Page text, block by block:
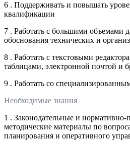
6 . Поддерживать и повышать
квалификации
7 . Работать с большими объемами
обоснования технических и
8 . Работать с текстовыми
таблицами, электронной почтой и
9 . Работать со
Необходимые знания
1 . Законодательные и нормативно-
методические материалы по
планирования и оперативного